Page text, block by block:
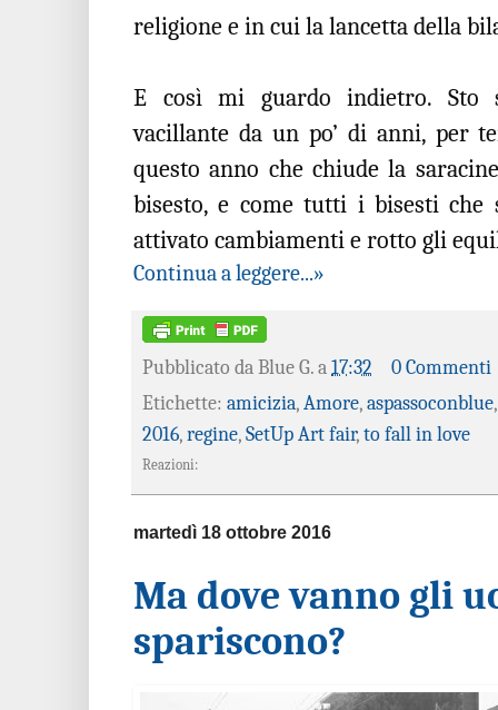
religione e in cui la lancetta della
E così mi guardo indietro. Sto
vacillante da un po’ di anni, per
questo anno che chiude la
bisesto, e come tutti i bisesti che
attivato cambiamenti e rotto gli
Continua a leggere...»
Pubblicato da Blue G. a 17:32
0 Commenti
Etichette: amicizia, Amore, aspassoconblue
2016, regine, SetUp Art fair, to fall in love
Reazioni:
martedì 18 ottobre 2016
Ma dove vanno gli
spariscono?